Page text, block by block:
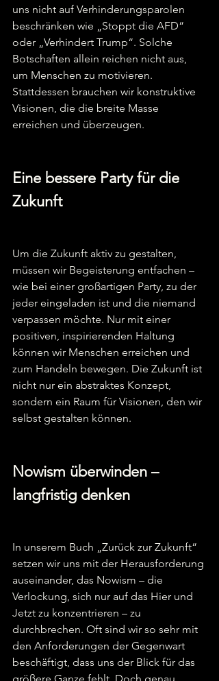
uns nicht auf Verhinderungsparolen
beschränken wie „Stoppt die AFD“
oder „Verhindert Trump“. Solche
Botschaften allein reichen nicht aus,
um Menschen zu motivieren.
Stattdessen brauchen wir konstruktive
Visionen, die die breite Masse
erreichen und überzeugen.
Eine bessere Party für die
Zukunft
Um die Zukunft aktiv zu gestalten,
müssen wir Begeisterung entfachen –
wie bei einer großartigen Party, zu der
jeder eingeladen ist und die niemand
verpassen möchte. Nur mit einer
positiven, inspirierenden Haltung
können wir Menschen erreichen und
zum Handeln bewegen. Die Zukunft ist
nicht nur ein abstraktes Konzept,
sondern ein Raum für Visionen, den wir
selbst gestalten können.
Nowism überwinden –
langfristig denken
In unserem Buch „Zurück zur Zukunft“
setzen wir uns mit der Herausforderung
auseinander, das Nowism – die
Verlockung, sich nur auf das Hier und
Jetzt zu konzentrieren – zu
durchbrechen. Oft sind wir so sehr mit
den Anforderungen der Gegenwart
beschäftigt, dass uns der Blick für das
größere Ganze fehlt. Doch genau